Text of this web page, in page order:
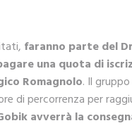
faranno parte del
una quota di
Romagnolo. Il
di percorrenza per
avverrà la